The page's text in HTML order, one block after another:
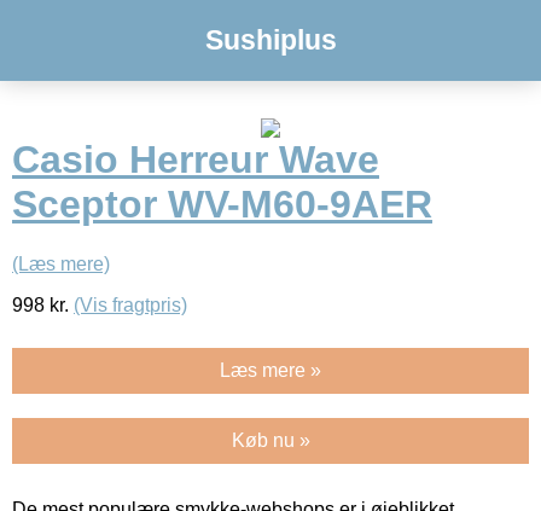
Sushiplus
Casio Herreur Wave
Sceptor WV-M60-9AER
(Læs mere)
998 kr. (Vis fragtpris)
Læs mere »
Køb nu »